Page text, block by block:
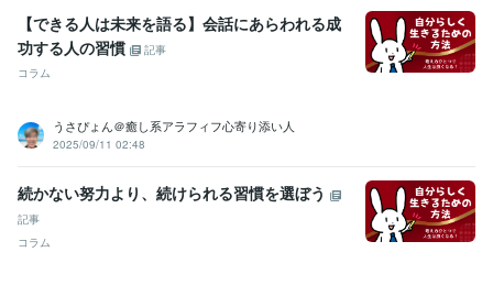
■ココナラ【レギュラーランク】に昇格 ■求人
情報誌「フロムエー」読者モデル ■関西テレビ、深夜討論番組レギュ
ラー出演 ■雑誌「エルマガジン」読者モデル
■雑誌「ぴあ」読者モ
デル
■【男性心理】男が必要
性のわがままを喜ぶのか?
■【男性心理】男が彼女といて一番うれし
くなる瞬間って? ■【男性心理】男が女性を好きになる瞬間はいつ、
どんな時? ■【男性心理】なぜ、男は最初の情熱が消え、急に冷めだ
すのか？ ■【男性心理】なぜ、男の嫉妬心は根が深くて厄介なの
か？
■【男性心理】なぜ、男は親しくなると赤ちゃん言葉を使うの
か?
■【男性心理】男の浮気心は、どういう時に芽生えるのか? ■
【男性心理】男には2種類の嘘があるって知ってる?
【できる人は未来を語る】会話にあらわれる成
功する人の習慣
記事
コラム
うさぴょん＠癒し系アラフィフ心寄り添い人
2025/09/11 02:48
続かない努力より、続けられる習慣を選ぼう
記事
コラム